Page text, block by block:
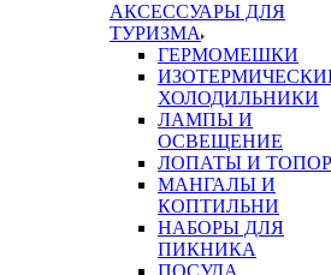
АКСЕССУАРЫ ДЛЯ
ТУРИЗМА
ГЕРМОМЕШКИ
ХОЛОДИЛЬНИКИ
ЛАМПЫ И
ОСВЕЩЕНИЕ
ЛОПАТЫ И
МАНГАЛЫ И
КОПТИЛЬНИ
НАБОРЫ ДЛЯ
ПИКНИКА
ПОСУДА